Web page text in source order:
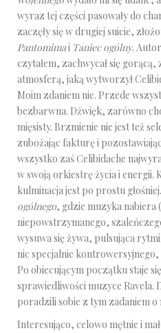
wyraz tej części pasowały do
zaczęły się w drugiej suicie,
Pantomimai Taniec ogólny.
czytałem, zachwycał się
atmosferą, jaką wytworzył
Moim zdaniem nie. Przede
bezbarwna. Dźwięk, zarówno
mięsisty. Brzmienie nie jest też
zubożając fakturę i
wszystko zaś Celibidache
w swoją orkiestrę życia i energii.
kulminacja jest po prostu
ogólnego, gdzie muzyka nabiera
niepowstrzymanego,
wysuwa się żywa, pulsująca
nic specjalnie kontrowersyjnego,
Po obiecującym początku staje
sprawiedliwości muzyce Ravela.
poradzili sobie z tym zadaniem o
Interesująco, celowo mętnie i